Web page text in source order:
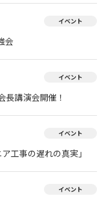
イベント
会
イベント
長講演会開催！
イベント
工事の遅れの真実」
イベント